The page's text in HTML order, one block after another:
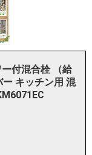
ー付混合栓 （給
キッチン用 混